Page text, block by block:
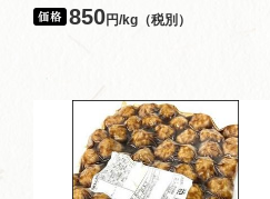
850円/kg（税別）